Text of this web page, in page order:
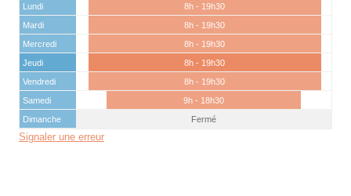
Lundi
8h - 19h30
Mardi
8h - 19h30
Mercredi
8h - 19h30
Jeudi
8h - 19h30
Vendredi
8h - 19h30
Samedi
9h - 18h30
Dimanche
Fermé
Signaler une erreur